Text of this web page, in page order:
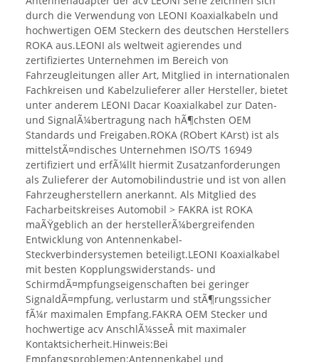
durch die Verwendung von LEONI Koaxialkabeln und
hochwertigen OEM Steckern des deutschen Herstellers
ROKA aus.LEONI als weltweit agierendes und
zertifiziertes Unternehmen im Bereich von
Fahrzeugleitungen aller Art, Mitglied in internationalen
Fachkreisen und Kabelzulieferer aller Hersteller, bietet
unter anderem LEONI Dacar Koaxialkabel zur Daten-
und SignalÃ¼bertragung nach hÃ¶chsten OEM
Standards und Freigaben.ROKA (RObert KArst) ist als
mittelstÃ¤ndisches Unternehmen ISO/TS 16949
zertifiziert und erfÃ¼llt hiermit Zusatzanforderungen
als Zulieferer der Automobilindustrie und ist von allen
Fahrzeugherstellern anerkannt. Als Mitglied des
Facharbeitskreises Automobil > FAKRA ist ROKA
maÃŸgeblich an der herstellerÃ¼bergreifenden
Entwicklung von Antennenkabel-
Steckverbindersystemen beteiligt.LEONI Koaxialkabel
mit besten Kopplungswiderstands- und
SchirmdÃ¤mpfungseigenschaften bei geringer
SignaldÃ¤mpfung, verlustarm und stÃ¶rungssicher
fÃ¼r maximalen Empfang.FAKRA OEM Stecker und
hochwertige acv AnschlÃ¼sseÂ mit maximaler
Kontaktsicherheit.Hinweis:Bei
Empfangsproblemen:Antennenkabel und